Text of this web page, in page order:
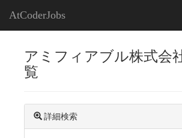
AtCoderJobs
アミフィアブル株式会
覧
詳細検索